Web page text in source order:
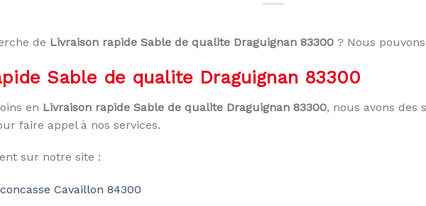
de Livraison rapide Sable de qualite Draguignan 83300 ? Nous
Sable de qualite Draguignan 83300
en Livraison rapide Sable de qualite Draguignan 83300, nous avons des
faire appel à nos services.
sur notre site :
Cavaillon 84300